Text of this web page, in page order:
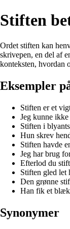
Stiften
Ordet stiften kan
skrivepen, en del af
konteksten, hvordan
Eksempler
Stiften er et
Jeg kunne
Stiften i
Hun skrev
Stiften havde
Jeg har brug
Efterlod du
Stiften gled let
Den grønne
Han fik et
Synonymer